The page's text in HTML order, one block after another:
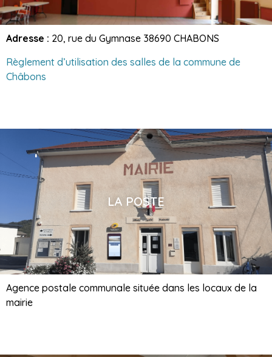
Adresse : 20, rue du Gymnase 38690 CHABONS
Règlement d’utilisation des salles de la commune de
Châbons
LA POSTE
Agence postale communale située dans les locaux de la
mairie